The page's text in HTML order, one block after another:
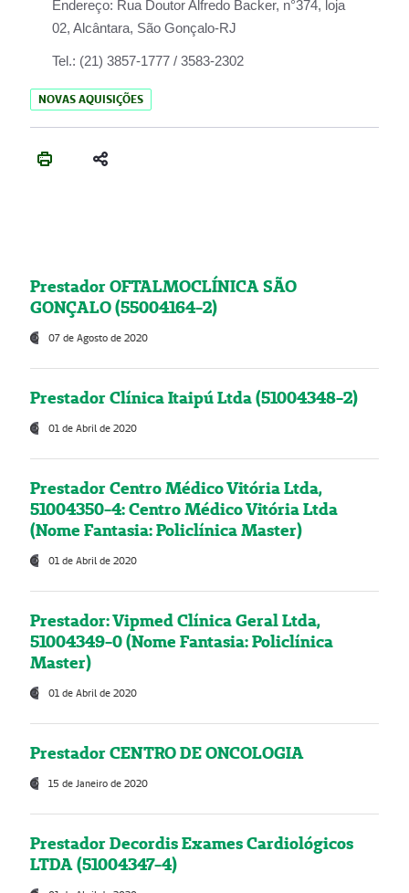
Endereço: Rua Doutor Alfredo Backer, n°374, loja
02, Alcântara, São Gonçalo-RJ
Tel.: (21) 3857-1777 / 3583-2302
NOVAS AQUISIÇÕES
Prestador OFTALMOCLÍNICA SÃO
GONÇALO (55004164-2)
07 de Agosto de 2020
Prestador Clínica Itaipú Ltda (51004348-2)
01 de Abril de 2020
Prestador Centro Médico Vitória Ltda,
51004350-4: Centro Médico Vitória Ltda
(Nome Fantasia: Policlínica Master)
01 de Abril de 2020
Prestador: Vipmed Clínica Geral Ltda,
51004349-0 (Nome Fantasia: Policlínica
Master)
01 de Abril de 2020
Prestador CENTRO DE ONCOLOGIA
15 de Janeiro de 2020
Prestador Decordis Exames Cardiológicos
LTDA (51004347-4)